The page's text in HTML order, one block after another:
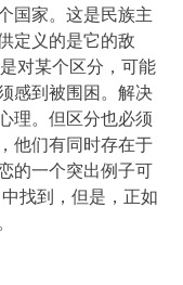
国家。这是民族主
定义的是它的敌
对某个区分，可能
感到被围困。解决
理。但区分也必须
他们有同时存在于
的一个突出例子可
找到，但是，正如